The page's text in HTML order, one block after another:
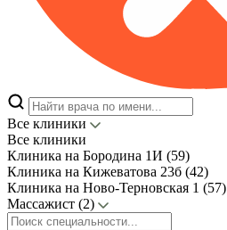
Все клиники
Все клиники
Клиника на Бородина 1И (59)
Клиника на Кижеватова 23б (42)
Клиника на Ново-Терновская 1 (57)
Массажист (2)